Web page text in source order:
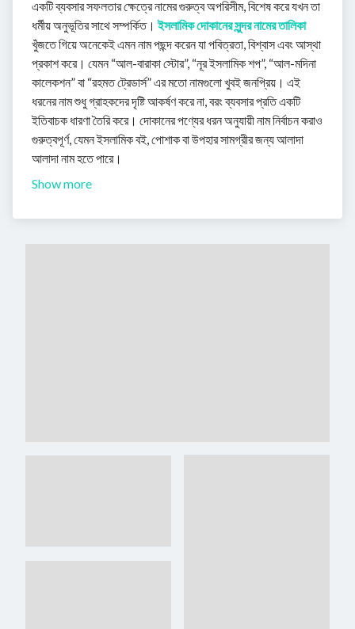
একটি ব্যবসার সফলতার ক্ষেত্রে নামের গুরুত্ব অপরিসীম, বিশেষ করে যখন তা
ধর্মীয় অনুভূতির সাথে সম্পর্কিত।ইসলামিক দোকানের সুন্দর নামের তালিকা
খুঁজতে গিয়ে অনেকেই এমন নাম পছন্দ করেন যা পবিত্রতা, বিশ্বাস এবং আস্থা
প্রকাশ করে। যেমন “আল-বারাকা স্টোর”, “নূর ইসলামিক শপ”, “আল-মদিনা
কালেকশন” বা “রহমত ট্রেডার্স” এর মতো নামগুলো খুবই জনপ্রিয়। এই
ধরনের নাম শুধু গ্রাহকদের দৃষ্টি আকর্ষণ করে না, বরং ব্যবসার প্রতি একটি
ইতিবাচক ধারণা তৈরি করে। দোকানের পণ্যের ধরন অনুযায়ী নাম নির্বাচন করাও
গুরুত্বপূর্ণ, যেমন ইসলামিক বই, পোশাক বা উপহার সামগ্রীর জন্য আলাদা
আলাদা নাম হতে পারে।
Show more